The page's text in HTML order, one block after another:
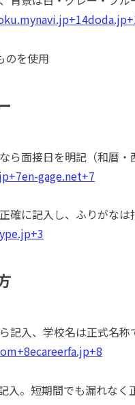
+14doda.jp
のを使用
ら面接日を明記（和暦・
+7en-gage.net+7
確に記入し、ふりがな
+3
記入、学校名は正式名称
+8ecareerfa.jp+8
入。短期間でも漏れなく